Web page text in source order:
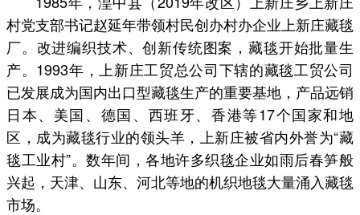
村党支部书记赵延年带领村民创办村办企业上新庄藏毯
厂。改进编织技术、创新传统图案，藏毯开始批量生
产。1993年，上新庄工贸总公司下辖的藏毯工贸公司
已发展成为国内出口型藏毯生产的重要基地，产品远销
日本、美国、德国、西班牙、香港等17个国家和地
区，成为藏毯行业的领头羊，上新庄被省内外誉为“藏
毯工业村”。数年间，各地许多织毯企业如雨后春笋般
兴起，天津、山东、河北等地的机织地毯大量涌入藏毯
市场。